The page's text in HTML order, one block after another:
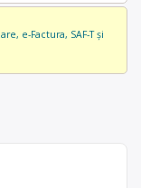
e-Factura, SAF-T și